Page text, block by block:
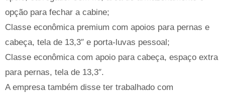
opção para fechar a cabine;
Classe econômica premium com apoios para pernas e
cabeça, tela de 13,3″ e porta-luvas pessoal;
Classe econômica com apoio para cabeça, espaço extra
para pernas, tela de 13,3″.
A empresa também disse ter trabalhado com